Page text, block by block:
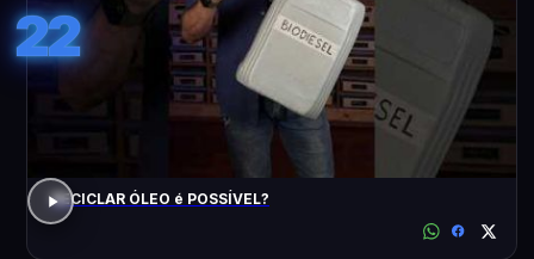
22
RECICLAR ÓLEO é POSSÍVEL?